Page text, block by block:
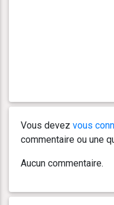
Vous devez vous
commentaire ou une
Aucun commentaire.